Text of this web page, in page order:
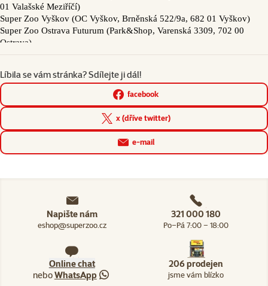
Líbila se vám stránka? Sdílejte ji dál!
facebook
x (dříve twitter)
e-mail
Napište nám
eshop@superzoo.cz
321 000 180
Po–Pá 7:00 – 18:00
Online chat
neboWhatsApp
206 prodejen
jsme vám blízko